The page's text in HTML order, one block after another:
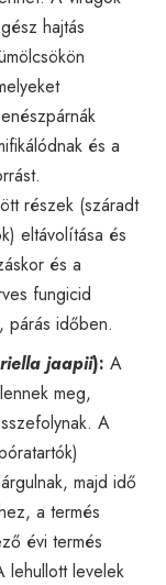
hajtás
és a
részek (száradt
eltávolítása és
és a
fungicid
párás időben.
jaapii): A
meg,
A
majd idő
a termés
évi termés
lehullott levelek